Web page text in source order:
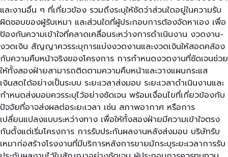
และงานอื่น ๆ ที่เกี่ยวข้อง รวมถึงระบุให้ชัดว่าส่วนใดอยู่ในความรับ
ผิดชอบของผู้รับเหมา และส่วนใดที่ผู้ประกอบการต้องจัดหาเอง เพื่อ
ป้องกันความเข้าใจที่คลาดเคลื่อนระหว่างการดำเนินงาน งวดงาน-
งวดเงิน สัญญาควรระบุการแบ่งงวดงานและงวดเงินให้สอดคล้อง
กับความคืบหน้าจริงของโครงการ การกำหนดงวดงานที่ชัดเจนช่วย
ให้ทั้งสองฝ่ายสามารถติดตามความคืบหน้าและวางแผนกระแส
เงินสดได้อย่างเป็นระบบ ระยะเวลาส่งมอบ ระยะเวลาดำเนินงานและ
กำหนดส่งมอบควรระบุไว้อย่างชัดเจน พร้อมเงื่อนไขที่เกี่ยวข้องกับ
ปัจจัยที่อาจส่งผลต่อระยะเวลา เช่น สภาพอากาศ หรือการ
เปลี่ยนแปลงแบบระหว่างทาง เพื่อให้ทั้งสองฝ่ายมีความเข้าใจตรง
กันตั้งแต่เริ่มโครงการ การรับประกันผลงานหลังส่งมอบ บริษัทรับ
เหมาก่อสร้างโรงงานที่มีบริการหลังการขายมักระบุระยะเวลาการรับ